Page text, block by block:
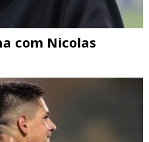
com Nicolas